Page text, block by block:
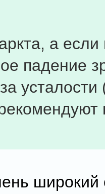
а если
падение
усталости
широкий